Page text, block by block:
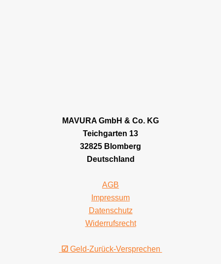
MAVURA GmbH & Co. KG
Teichgarten 13
32825 Blomberg
Deutschland
AGB
Impressum
Datenschutz
Widerrufsrecht
☑ Geld-Zurück-Versprechen